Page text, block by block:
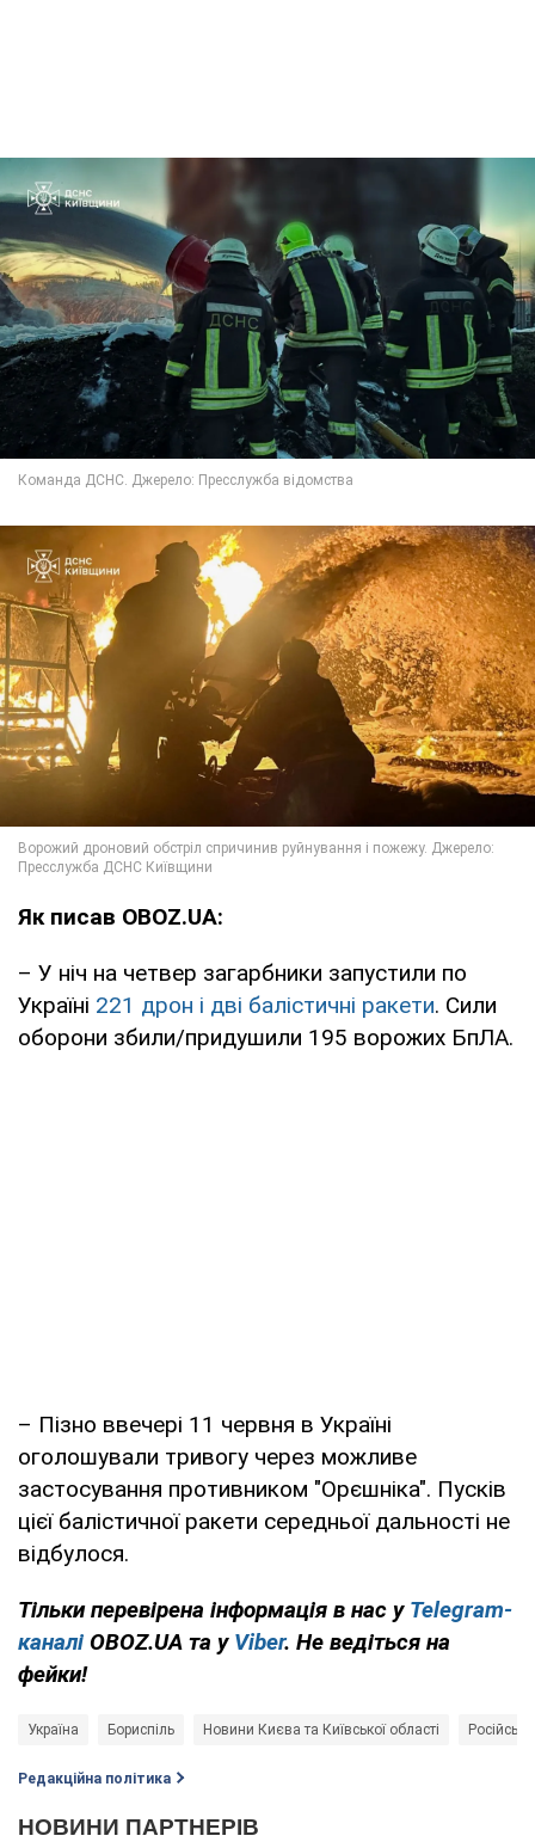
Як писав OBOZ.UA:
– У ніч на четвер загарбники запустили по
Україні 221 дрон і дві балістичні ракети. Сили
оборони збили/придушили 195 ворожих БпЛА.
– Пізно ввечері 11 червня в Україні
оголошували тривогу через можливе
застосування противником "Орєшніка". Пусків
цієї балістичної ракети середньої дальності не
відбулося.
Тільки перевірена інформація в нас у Telegram-
каналі OBOZ.UA та у Viber. Не ведіться на
фейки!
Україна Бориспіль Новини Києва та Київської області Російські
Редакційна політика